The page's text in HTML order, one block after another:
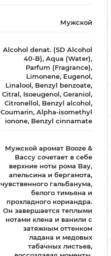
Мужской
Alcohol denat. (SD Alcohol
40-B), Aqua (Water),
Parfum (Fragrance),
Limonene, Eugenol,
Linalool, Benzyl benzoate,
Citral, Isoeugenol, Geraniol,
Citronellol, Benzyl alcohol,
Coumarin, Alpha-isomethyl
ionone, Benzyl cinnamate
Мужской аромат Booze &
Baccy сочетает в себе
верхние ноты рома Bay,
апельсина и бергамота,
чувственного гальбанума,
белого тимьяна и
прохладного кориандра.
Он завершается теплыми
нотами клена и ванили с
затяжным оттенком
ладана и медовых
табачных листьев,